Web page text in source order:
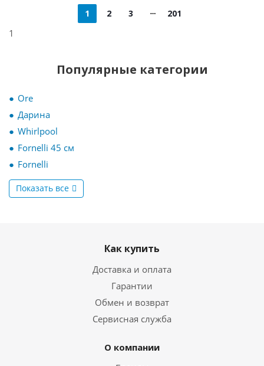
1 2 3 201
1
Популярные категории
Ore
Дарина
Whirlpool
Fornelli 45 см
Fornelli
Показать все
Как купить
Доставка и оплата
Гарантии
Обмен и возврат
Сервисная служба
О компании